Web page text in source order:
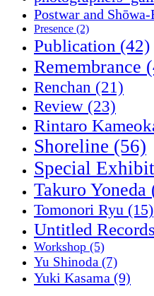
Postwar and Shōwa-
Presence (2)
Publication (42)
Remembrance
Renchan (21)
Review (23)
Rintaro
Shoreline (56)
Special
Takuro Yoneda
Tomonori Ryu (15)
Untitled Records
Workshop (5)
Yu Shinoda (7)
Yuki Kasama (9)